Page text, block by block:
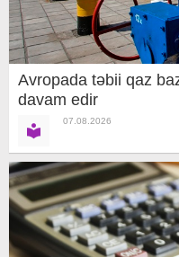
Avropada təbii qaz
davam edir
07.08.2026